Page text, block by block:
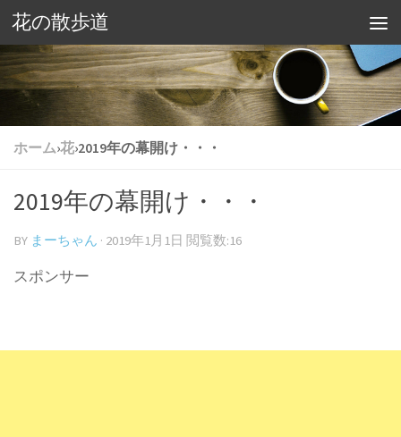
花の散歩道
ホーム›花›2019年の幕開け・・・
2019年の幕開け・・・
BY まーちゃん · 2019年1月1日 閲覧数:16
スポンサー